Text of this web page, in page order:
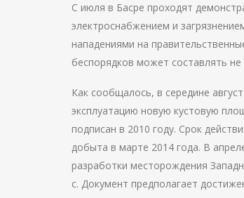
С июля в Басре проходят
электроснабжением и
нападениями на
беспорядков может составлять
Как сообщалось, в середине
эксплуатацию новую кустовую
подписан в 2010 году. Срок
добыта в марте 2014 года. В
разработки месторождения
с. Документ предполагает